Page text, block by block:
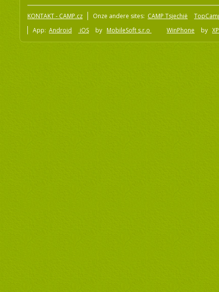
KONTAKT - CAMP.cz Onze andere sites: CAMP Tsjechië
App: Android iOS by MobileSoft s.r.o WinPhone by